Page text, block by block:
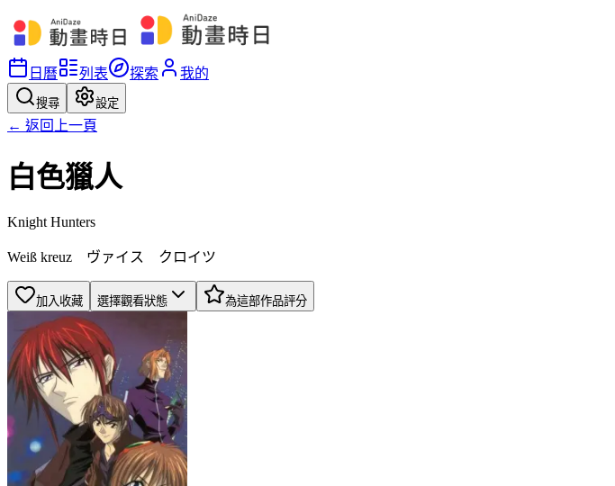
日曆 列表 探索 我的
搜尋 設定
← 返回上一頁
白色獵人
Knight Hunters
Weiß kreuz ヴァイス クロイツ
加入收藏 選擇觀看狀態 為這部作品評分